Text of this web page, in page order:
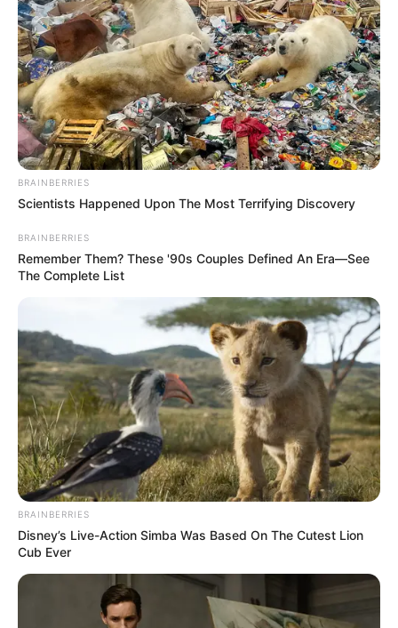
HOME
Home > ACE > Curso Técnico > Notícia > São Paulo >
Entrega
de equipamentos: Agentes Comunitários e de Endemias participam
de formação técnica
Entrega de equipamentos:
Agentes Comunitários e de
Endemias participam de
formação técnica
13:57 ACE,Curso Técnico,Notícia,São Paulo
Programa Mais Saúde com Agente
JASB/Reprodução/PMM
de Combate às Endemias participam de formação técnica
JASB em 11 dezembro.2024 Atualizado
BRAINBERRIES
Scientists Happened Upon The Most Terrifying Discovery
BRAINBERRIES
Remember Them? These '90s Couples Defined An Era—See
The Complete List
BRAINBERRIES
Disney’s Live-Action Simba Was Based On The Cutest Lion
Cub Ever